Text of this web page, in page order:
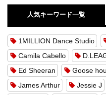
人気キーワード一覧
1MILLION Dance Studio
Camila Cabello
Ed Sheeran
Goose
James Arthur
Jessie J